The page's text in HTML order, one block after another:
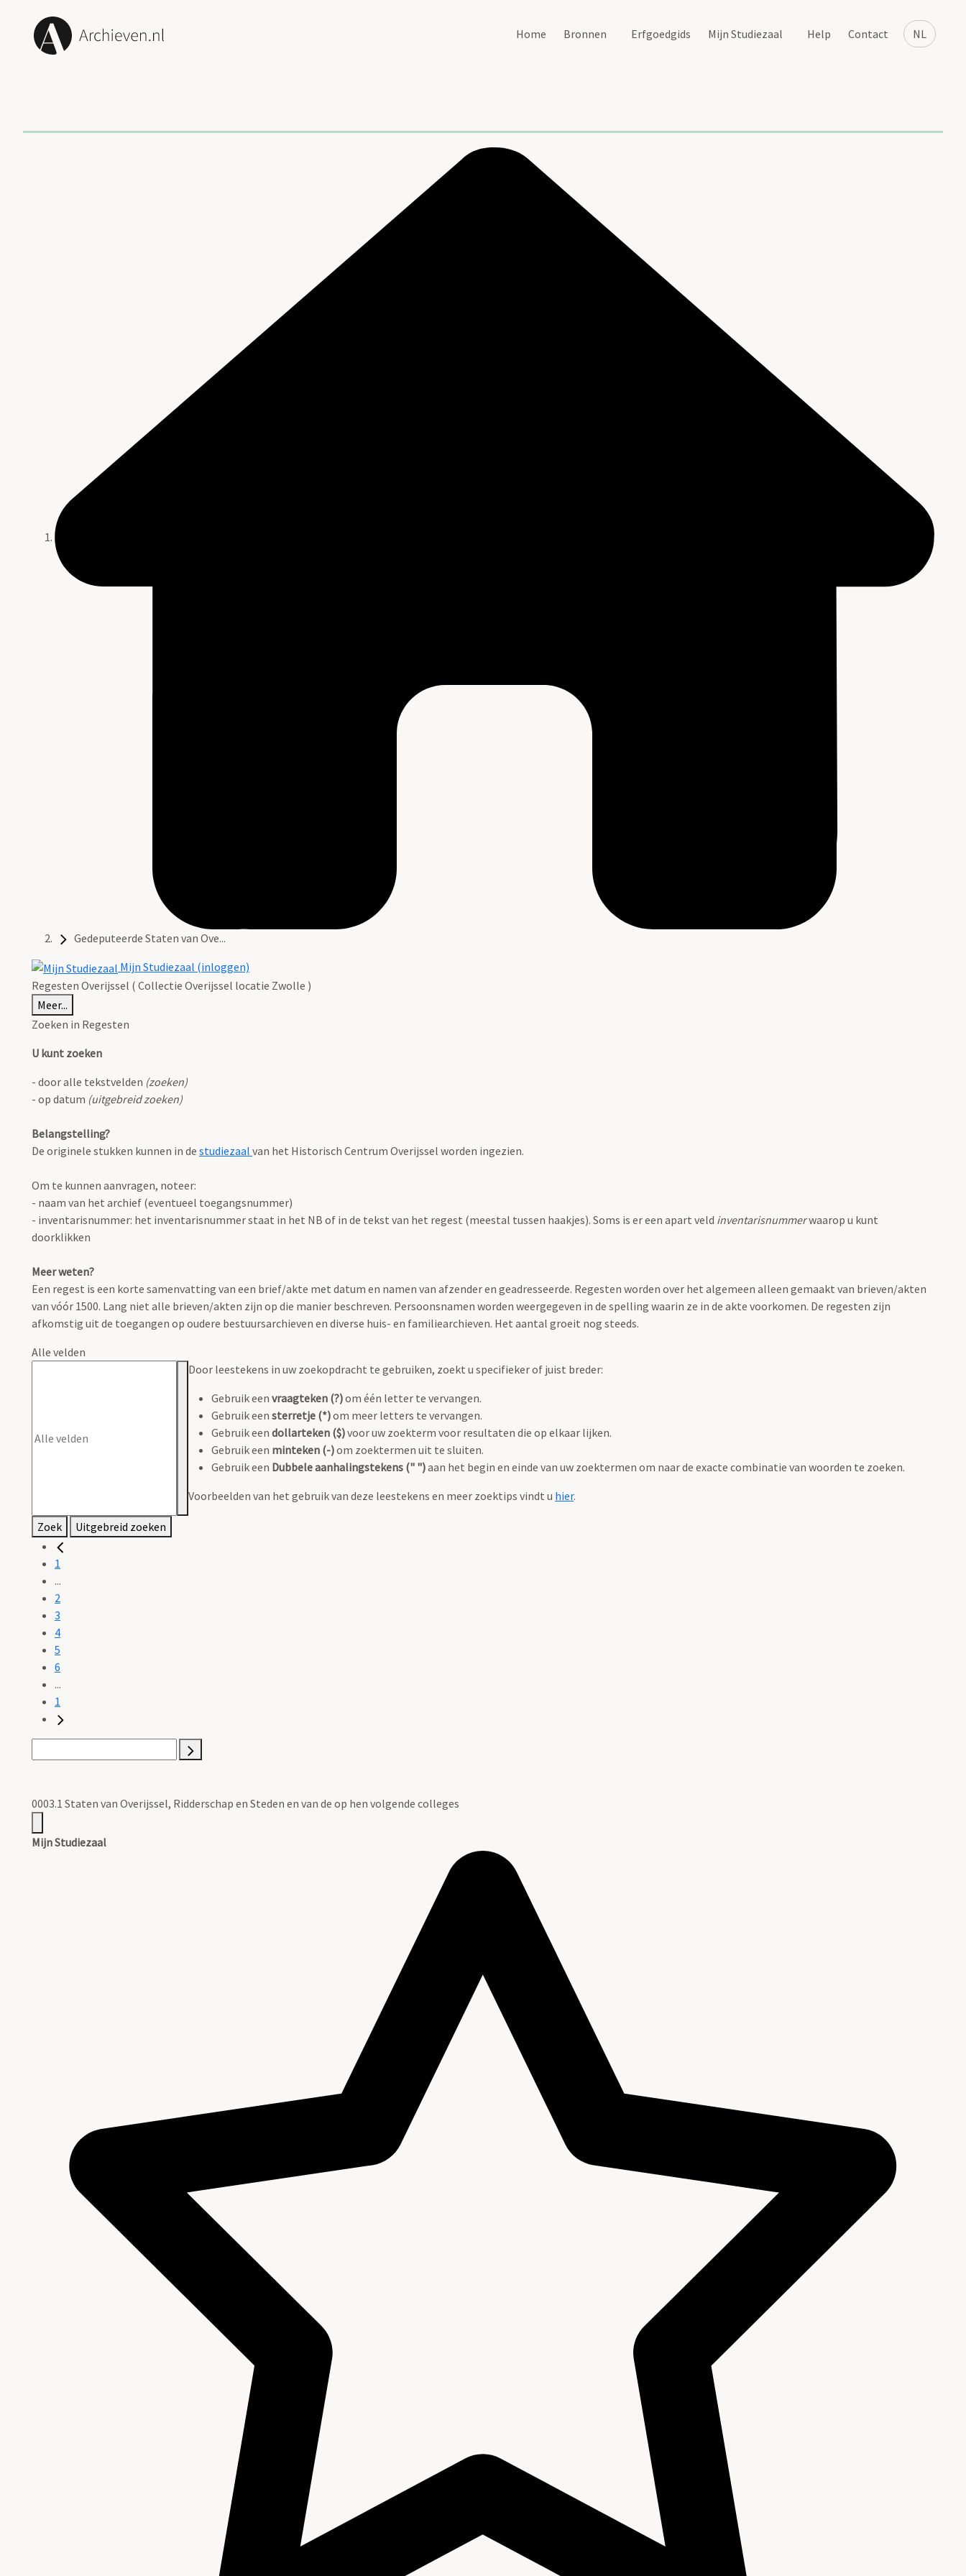
NL
Home Bronnen Erfgoedgids Mijn Studiezaal Help Contact
Gedeputeerde Staten van Ove...
Mijn Studiezaal (inloggen)
Regesten Overijssel ( Collectie Overijssel locatie Zwolle )
Meer...
Zoeken in Regesten
U kunt zoeken
- door alle tekstvelden (zoeken)
- op datum (uitgebreid zoeken)
Belangstelling?
De originele stukken kunnen in de studiezaal van het Historisch Centrum Overijssel worden ingezien.
Om te kunnen aanvragen, noteer:
- naam van het archief (eventueel toegangsnummer)
- inventarisnummer: het inventarisnummer staat in het NB of in de tekst van het regest (meestal tussen haakjes). Soms is er een apart veld inventarisnummerwaarop u kunt
doorklikken
Meer weten?
Een regest is een korte samenvatting van een brief/akte met datum en namen van afzender en geadresseerde. Regesten worden over het algemeen alleen gemaakt van brieven/akten
van vóór 1500. Lang niet alle brieven/akten zijn op die manier beschreven. Persoonsnamen worden weergegeven in de spelling waarin ze in de akte voorkomen. De regesten zijn
afkomstig uit de toegangen op oudere bestuursarchieven en diverse huis- en familiearchieven. Het aantal groeit nog steeds.
Alle velden
Door leestekens in uw zoekopdracht te gebruiken, zoekt u specifieker of juist breder:
Gebruik een vraagteken (?)om één letter te vervangen.
Gebruik een sterretje (*)om meer letters te vervangen.
Gebruik een dollarteken ($)voor uw zoekterm voor resultaten die op elkaar lijken.
Gebruik een minteken (-)om zoektermen uit te sluiten.
Gebruik een Dubbele aanhalingstekens (" ")aan het begin en einde van uw zoektermen om naar de exacte combinatie van woorden te zoeken.
Voorbeelden van het gebruik van deze leestekens en meer zoektips vindt u hier.
Zoek Uitgebreid zoeken
1
...
2
3
4
5
6
...
1
0003.1 Staten van Overijssel, Ridderschap en Steden en van de op hen volgende colleges
Mijn Studiezaal